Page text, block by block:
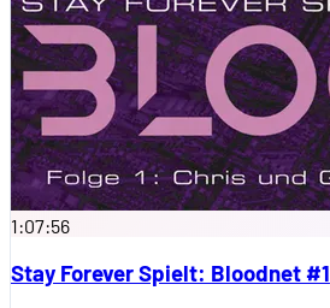
1:07:56
Stay Forever Spielt: Bloodnet #1